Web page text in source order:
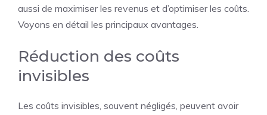
aussi de maximiser les revenus et d’optimiser les coûts.
Voyons en détail les principaux avantages.
Réduction des coûts
invisibles
Les coûts invisibles, souvent négligés, peuvent avoir